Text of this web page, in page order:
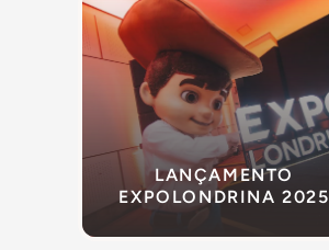
LANÇAMENTO
EXPOLONDRINA 2025